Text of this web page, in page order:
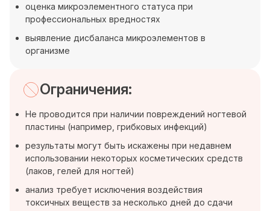
оценка микроэлементного статуса при
профессиональных вредностях
выявление дисбаланса микроэлементов в
организме
Ограничения:
Не проводится при наличии повреждений ногтевой
пластины (например, грибковых инфекций)
результаты могут быть искажены при недавнем
использовании некоторых косметических средств
(лаков, гелей для ногтей)
анализ требует исключения воздействия
токсичных веществ за несколько дней до сдачи